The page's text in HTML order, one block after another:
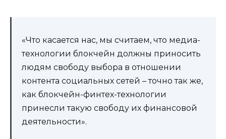
«Что касается нас, мы считаем, что медиа-
технологии блокчейн должны приносить
людям свободу выбора в отношении
контента социальных сетей – точно так же,
как блокчейн-финтех-технологии
принесли такую ​​свободу их финансовой
деятельности».